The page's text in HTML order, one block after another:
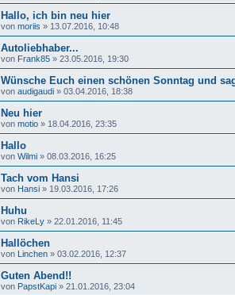
Hallo, ich bin neu hier
von moriis » 13.07.2016, 10:48
Autoliebhaber...
von Frank85 » 23.05.2016, 19:30
Wünsche Euch einen schönen Sonntag und
von audigaudi » 03.04.2016, 18:38
Neu hier
von motio » 18.04.2016, 23:35
Hallo
von Wilmi » 08.03.2016, 16:25
Tach vom Hansi
von Hansi » 19.03.2016, 17:26
Huhu
von RikeLy » 22.01.2016, 11:45
Hallöchen
von Linchen » 03.02.2016, 12:37
Guten Abend!!
von PapstKapi » 21.01.2016, 23:04